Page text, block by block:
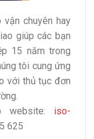
chuyên hay
giúp các bạn
15 năm trong
tôi cung ứng
với thủ tục đơn
website: iso-
625